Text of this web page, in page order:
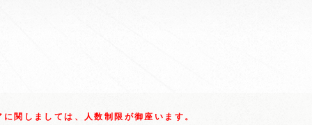
関しましては、人数制限が御座います。